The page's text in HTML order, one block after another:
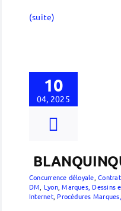
(suite)
10
04, 2025
Concurrence déloyale ,
DM Lyon,Marques, Dessins
Internet, Procédures